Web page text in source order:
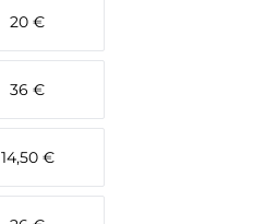
20 €
36 €
14,50 €